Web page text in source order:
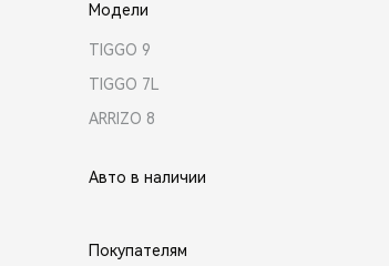
Модели
TIGGO 9
TIGGO 7L
ARRIZO 8
Авто в наличии
Покупателям